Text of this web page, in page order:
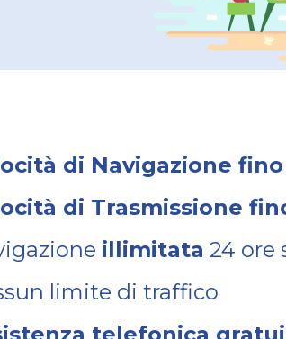
di Navigazione fino
di Trasmissione
illimitata 24 ore
limite di traffico